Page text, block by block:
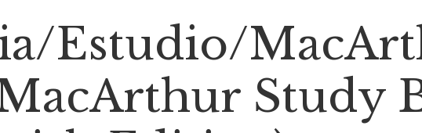
Estudio/
Study